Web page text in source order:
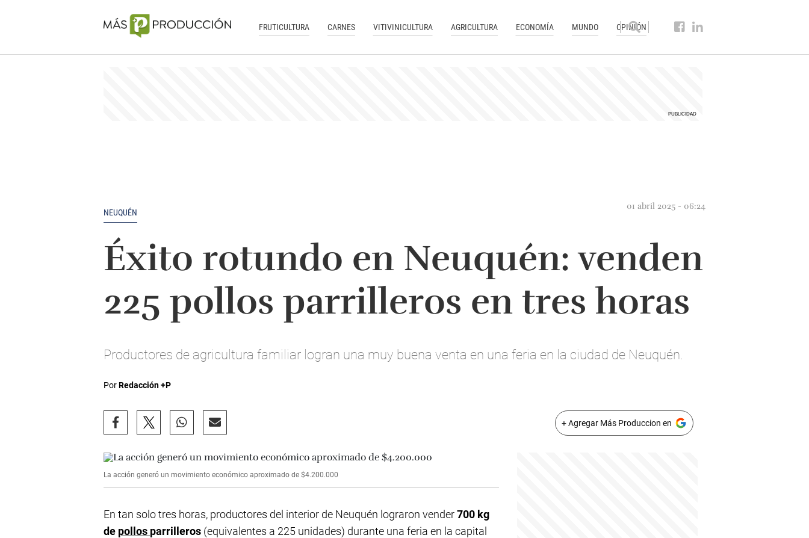
FRUTICULTURA CARNES VITIVINICULTURA AGRICULTURA ECONOMÍA MUNDO OPINIÓN
NEUQUÉN
01 abril 2025 - 06:24
Éxito rotundo en Neuquén: venden
225 pollos parrilleros en tres horas
Productores de agricultura familiar logran una muy buena venta en una feria en la ciudad de Neuquén.
PorRedacción +P
+ Agregar Más Produccion en
La acción generó un movimiento económico aproximado de $4.200.000
En tan solo tres horas, productores del interior de Neuquén lograron vender700 kg
de pollos parrilleros (equivalentes a 225 unidades) durante una feria en la capital